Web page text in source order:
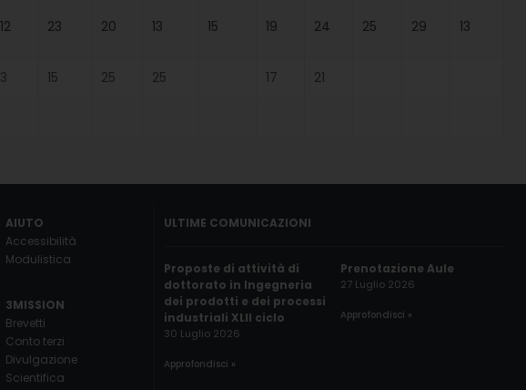
12 23 20 13 15 19 24 25 29 13
3 15 25 25 17 21
AIUTO
Accessibilità
Modulistica
3MISSION
Brevetti
Conto terzi
Divulgazione
Scientifica
ULTIME COMUNICAZIONI
Proposte di attività di
dottorato in Ingegneria
dei prodotti e dei processi
industriali XLII ciclo
30 Luglio 2026
Approfondisci »
Prenotazione Aule
27 Luglio 2026
Approfondisci »